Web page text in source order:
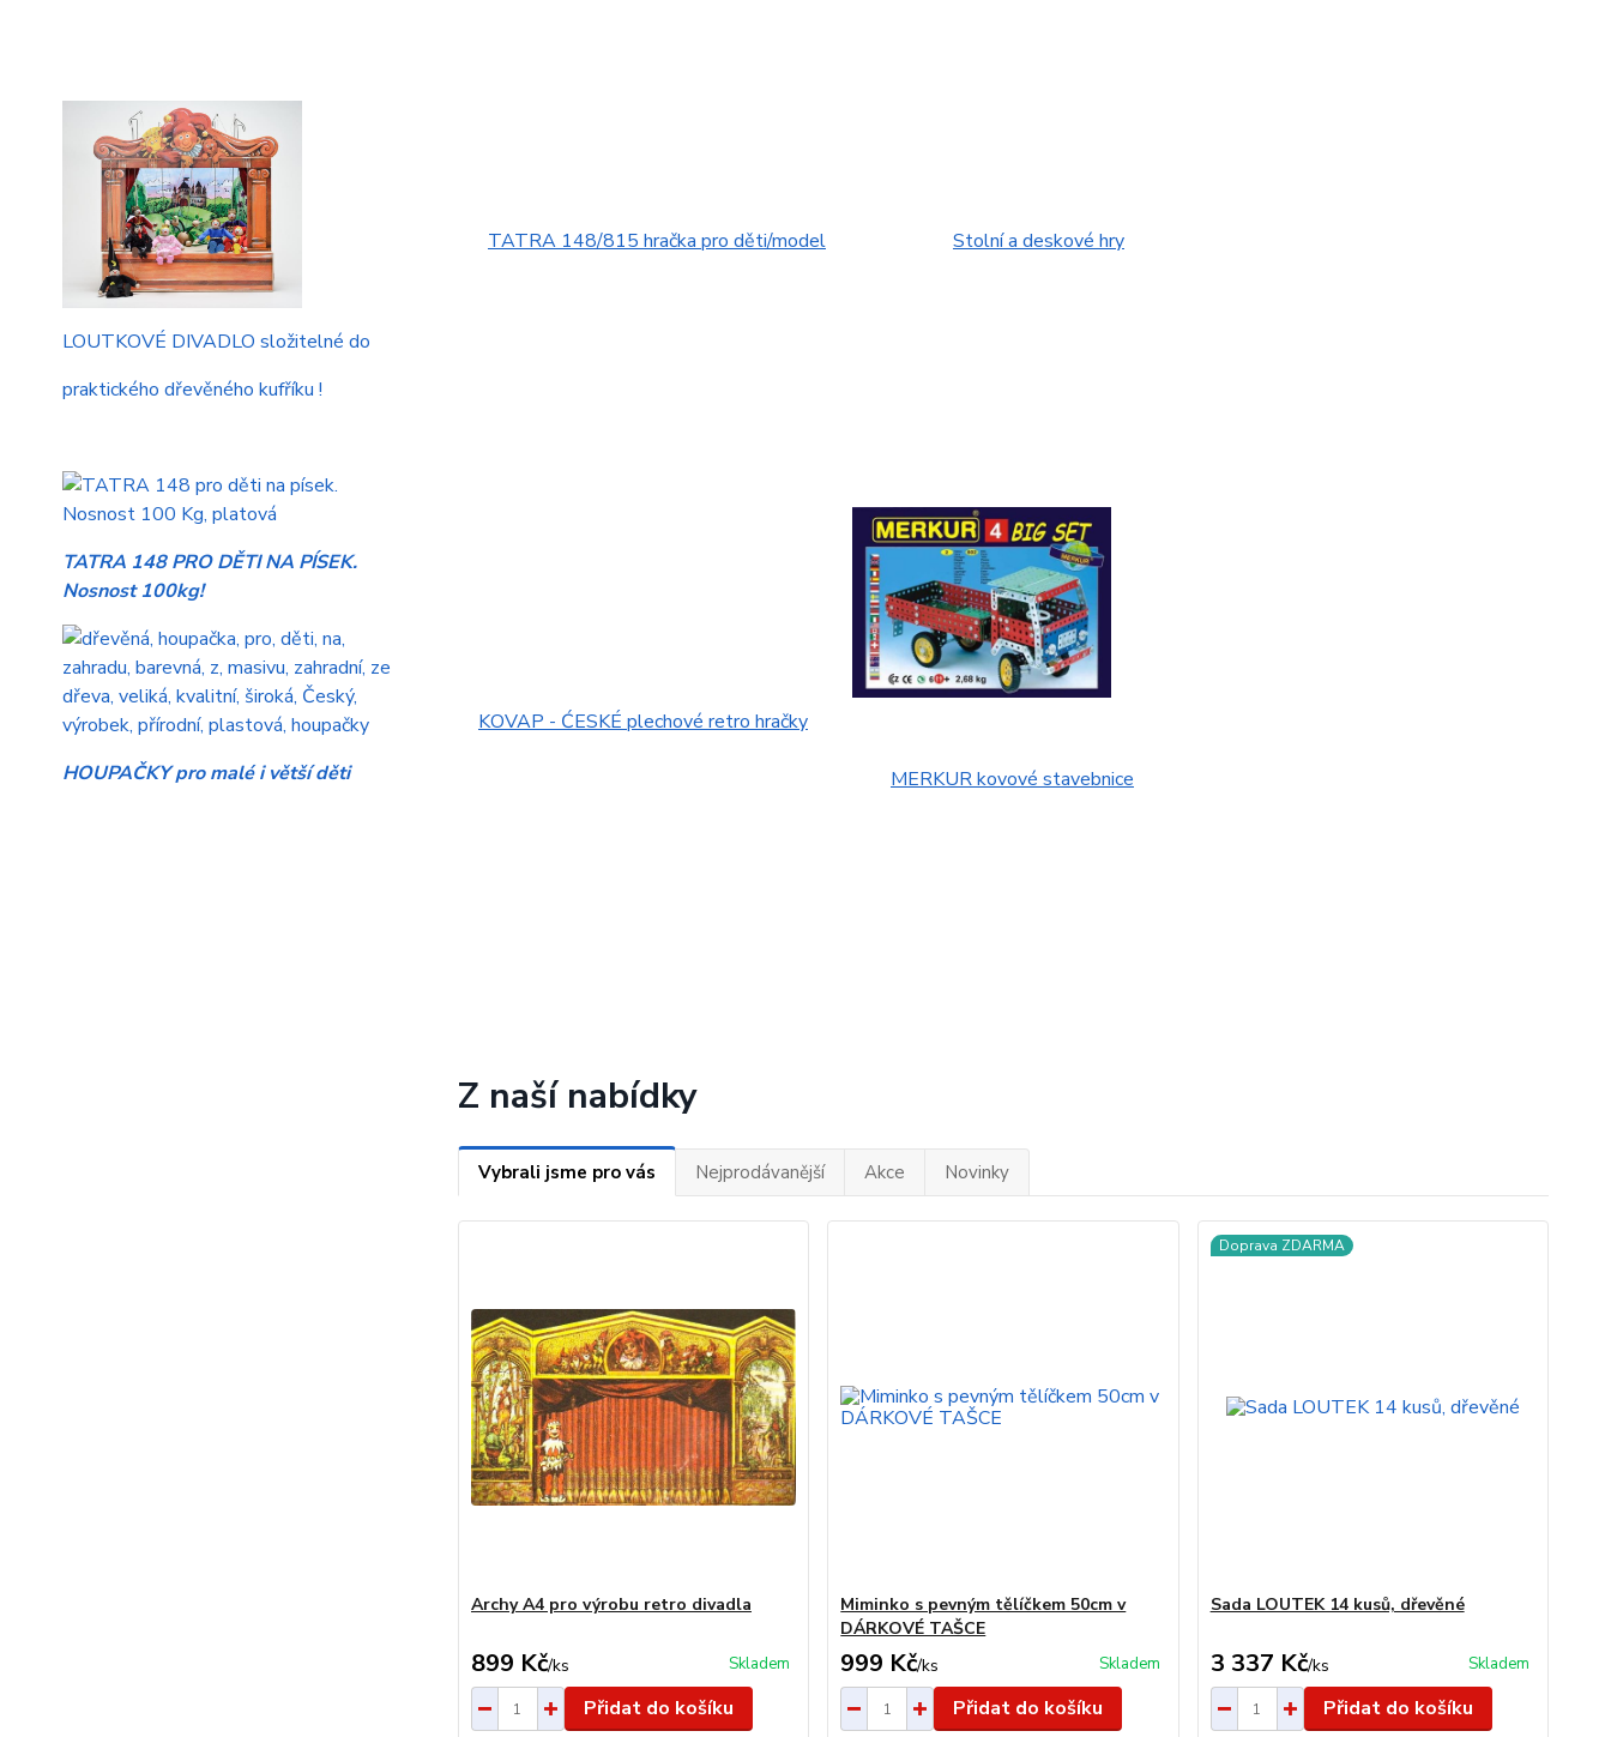
LOUTKOVÉ DIVADLO složitelné do
praktického dřevěného kufříku !
TATRA 148 PRO DĚTI NA PÍSEK.
Nosnost 100kg!
HOUPAČKY pro malé i větší děti
TATRA 148/815 hračka pro děti/model Stolní a deskové hry
KOVAP - ĆESKÉ plechové retro hračky
MERKUR kovové stavebnice
Z naší nabídky
Vybrali jsme pro vás Nejprodávanější Akce Novinky
Archy A4 pro výrobu retro divadla
899 Kč/ks Skladem
Přidat do košíku
Miminko s pevným tělíčkem 50cm v
DÁRKOVÉ TAŠCE
999 Kč/ks Skladem
Přidat do košíku
Doprava ZDARMA
Sada LOUTEK 14 kusů, dřevěné
3 337 Kč/ks Skladem
Přidat do košíku